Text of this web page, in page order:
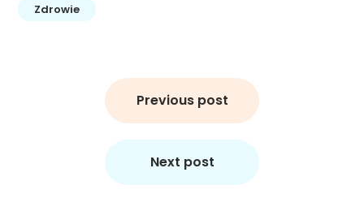
Zdrowie
Previous post
Next post